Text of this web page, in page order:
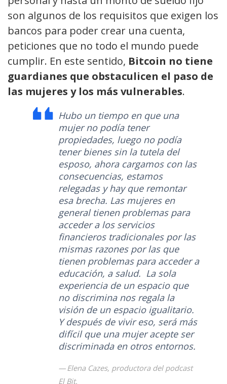
son algunos de los requisitos que exigen los
bancos para poder crear una cuenta,
peticiones que no todo el mundo puede
cumplir. En este sentido, Bitcoin no tiene
guardianes que obstaculicen el paso de
las mujeres y los más vulnerables.
Hubo un tiempo en que una
mujer no podía tener
propiedades, luego no podía
tener bienes sin la tutela del
esposo, ahora cargamos con las
consecuencias, estamos
relegadas y hay que remontar
esa brecha. Las mujeres en
general tienen problemas para
acceder a los servicios
financieros tradicionales por las
mismas razones por las que
tienen problemas para acceder a
educación, a salud. La sola
experiencia de un espacio que
no discrimina nos regala la
visión de un espacio igualitario.
Y después de vivir eso, será más
difícil que una mujer acepte ser
discriminada en otros entornos.
Elena Cazes, productora del podcast
El Bit.